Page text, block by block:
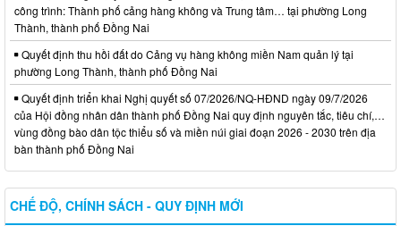
công trình: Thành phố cảng hàng không và Trung tâm… tại phường Long
Thành, thành phố Đồng Nai
Quyết định thu hồi đất do Cảng vụ hàng không miền Nam quản lý tại
phường Long Thành, thành phố Đồng Nai
Quyết định triển khai Nghị quyết số 07/2026/NQ-HĐND ngày 09/7/2026
của Hội đồng nhân dân thành phố Đồng Nai quy định nguyên tắc, tiêu chí,…
vùng đồng bào dân tộc thiểu số và miền núi giai đoạn 2026 - 2030 trên địa
bàn thành phố Đồng Nai
CHẾ ĐỘ, CHÍNH SÁCH - QUY ĐỊNH MỚI